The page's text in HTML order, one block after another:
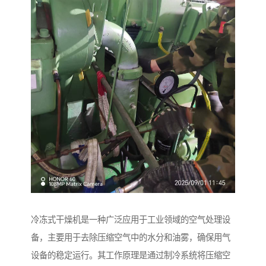
冷冻式干燥机是一种广泛应用于工业领域的空气处理设
备，主要用于去除压缩空气中的水分和油雾，确保用气
设备的稳定运行。其工作原理是通过制冷系统将压缩空